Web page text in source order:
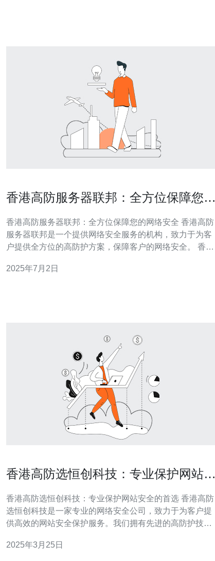
香港高防服务器联邦：全方位保障您的
香港高防服务器联邦：全方位保障您的网络安全 香港高防
服务器联邦是一个提供网络安全服务的机构，致力于为客
户提供全方位的高防护方案，保障客户的网络安全。 香港
高效的高防护服务。无论是针对DDoS攻击、恶意流量还
2025年7月2日
香港高防选恒创科技：专业保护网站安
香港高防选恒创科技：专业保护网站安全的首选 香港高防
选恒创科技是一家专业的网络安全公司，致力于为客户提
供高效的网站安全保护服务。我们拥有先进的高防护技术
护客户的网站免受恶意攻击和数据泄露的威胁。 1. 高防护
2025年3月25日